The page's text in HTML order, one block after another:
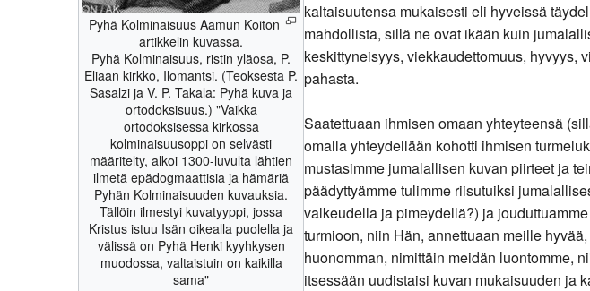
Pyhä Kolminaisuus Aamun Koiton
artikkelin kuvassa.
Pyhä Kolminaisuus, ristin yläosa, P.
Eliaan kirkko, Ilomantsi. (Teoksesta P.
Sasalzi ja V. P. Takala: Pyhä kuva ja
ortodoksisuus.) "Vaikka
ortodoksisessa kirkossa
kolminaisuusoppi on selvästi
määritelty, alkoi 1300-luvulta lähtien
ilmetä epädogmaattisia ja hämäriä
Pyhän Kolminaisuuden kuvauksia.
Tällöin ilmestyi kuvatyyppi, jossa
Kristus istuu Isän oikealla puolella ja
välissä on Pyhä Henki kyyhkysen
muodossa, valtaistuin on kaikilla
sama"
kaltaisuutensa mukaisesti eli hyveissä
mahdollista, sillä ne ovat ikään kuin
keskittyneisyys, viekkaudettomuus, hyvyys,
pahasta.
Saatettuaan ihmisen omaan yhteyteensä
omalla yhteydellään kohotti ihmisen
mustasimme jumalallisen kuvan piirteet ja
päädyttyämme tulimme riisutuiksi
valkeudella ja pimeydellä?) ja
turmioon, niin Hän, annettuaan meille
huonomman, nimittäin meidän luontomme,
itsessään uudistaisi kuvan mukaisuuden ja